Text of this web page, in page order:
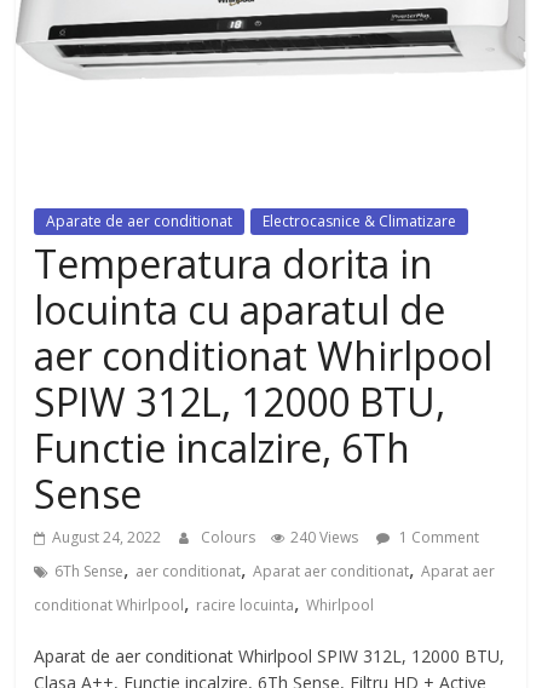
dezvoltat, cu Flexor Fitness-
dispozitiv pentru tonifiere muschi
Aparate de aer conditionat Electrocasnice & Climatizare
Temperatura dorita in
locuinta cu aparatul de
aer conditionat Whirlpool
SPIW 312L, 12000 BTU,
Functie incalzire, 6Th
Sense
August 24, 2022 Colours 240 Views
1 Comment
6Th Sense, aer conditionat,Aparat aer conditionat,Aparat aer
conditionat Whirlpool, racire locuinta,Whirlpool
Aparat de aer conditionat Whirlpool SPIW 312L, 12000 BTU,
Clasa A++, Functie incalzire, 6Th Sense, Filtru HD + Active